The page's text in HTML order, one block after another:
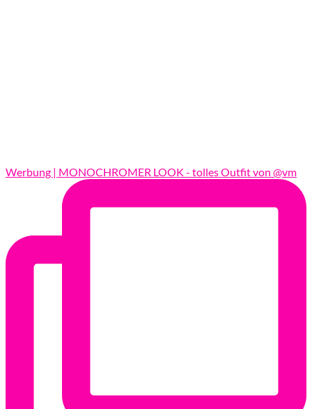
Werbung | MONOCHROMER LOOK - tolles Outfit von @vm